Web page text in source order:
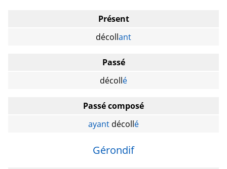
Présent
décollant
Passé
décollé
Passé composé
ayant décollé
Gérondif